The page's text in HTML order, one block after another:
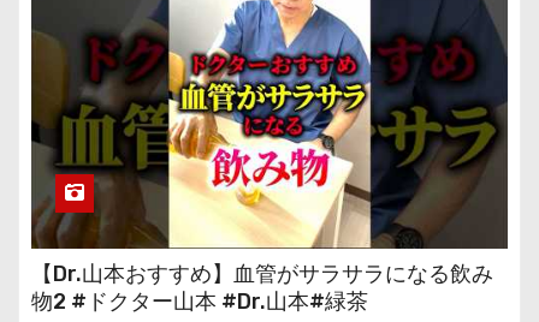
【Dr.山本おすすめ】血管がサラサラになる飲み
物2 #ドクター山本 #Dr.山本#緑茶